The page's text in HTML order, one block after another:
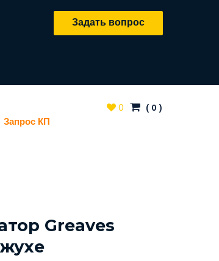
Задать вопрос
Запрос КП
0 ( 0)
Greaves